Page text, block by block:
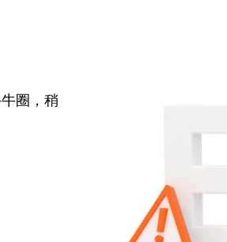
圈，稍